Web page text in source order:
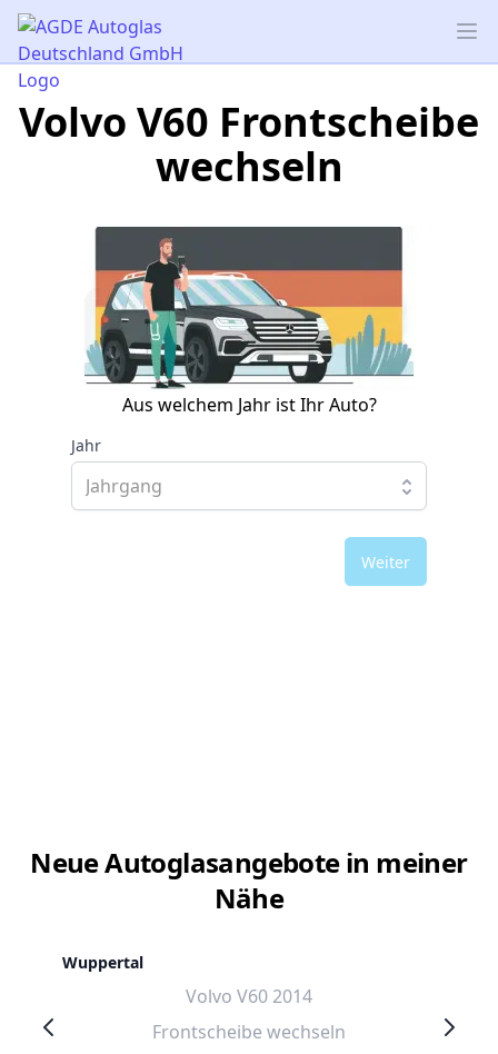
AGDE Autoglas Deutschland GmbH
Volvo V60 Frontscheibe
wechseln
Aus welchem Jahr ist Ihr Auto?
Jahr
Weiter
Neue Autoglasangebote in meiner
Nähe
Wuppertal
Volvo V60 2014
Frontscheibe wechseln